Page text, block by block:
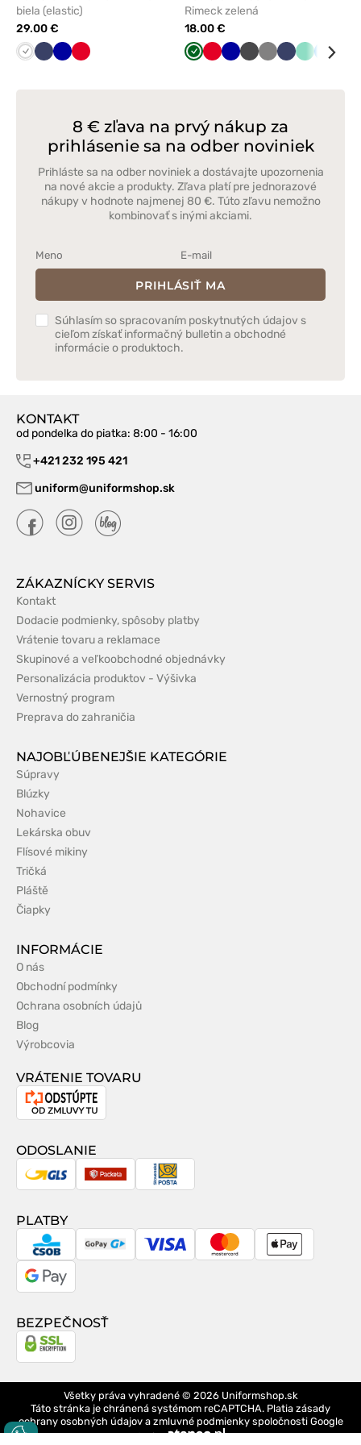
biela (elastic)
29.00 €
BielaNámornícky
TmavoČervená
Rimeck zelená
18.00 €
TmavoČervenáTmavoGrafitová
TmavoNámornícky
Mátová
8 € zľava na prvý nákup za
prihlásenie sa na odber noviniek
Prihláste sa na odber noviniek a dostávajte upozornenia
na nové akcie a produkty. Zľava platí pre jednorazové
nákupy v hodnote najmenej 80 €. Túto zľavu nemožno
kombinovať s inými akciami.
PRIHLÁSIŤ MA
Súhlasím so spracovaním poskytnutých údajov s
cieľom získať informačný bulletin a obchodné
informácie o produktoch.
KONTAKT
od pondelka do piatka: 8:00 - 16:00
+421 232 195 421
uniform@uniformshop.sk
ZÁKAZNÍCKY SERVIS
Kontakt
Dodacie podmienky, spôsoby platby
Vrátenie tovaru a reklamace
Skupinové a veľkoobchodné objednávky
Personalizácia produktov - Výšivka
Vernostný program
Preprava do zahraničia
NAJOBĽÚBENEJŠIE KATEGÓRIE
Súpravy
Blúzky
Nohavice
Lekárska obuv
Flísové mikiny
Tričká
Pláště
Čiapky
INFORMÁCIE
O nás
Obchodní podmínky
Ochrana osobních údajů
Blog
Výrobcovia
VRÁTENIE TOVARU
Odstúpenie
zmluvy
ODOSLANIE
GLS Packeta
Slovenská
PLATBY
CSOB GoPay Visa MasterCardApple
Google
BEZPEČNOSŤ
Všetky práva vyhradené © 2026 Uniformshop.sk
Táto stránka je chránená systémom reCAPTCHA. Platia zásady
ochrany osobných údajova zmluvné podmienkyspoločnosti Google
design